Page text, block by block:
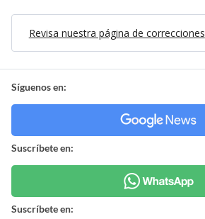
Revisa nuestra página de correcciones
Síguenos en:
Suscríbete en:
Suscríbete en: